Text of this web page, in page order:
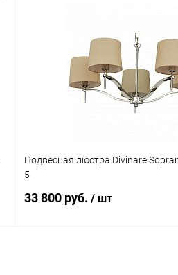
Купить в 1 клик
В избранное В
Подвесная люстра Divinare
5
33 800 руб. / шт